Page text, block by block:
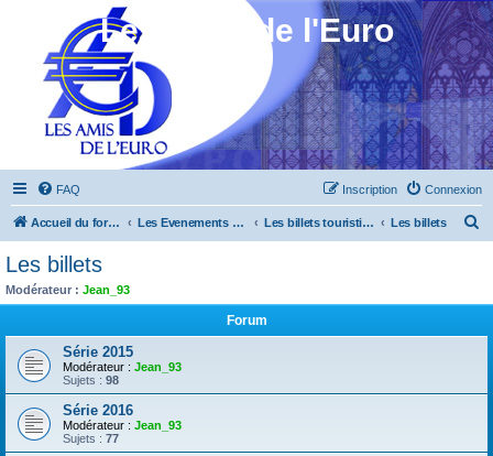
Les Amis de l'Euro
FAQ Connexion
Inscription
Accueil du forum Les Evenements ! [Ouvert au public] Les billets touristiques Les billets
Les billets
Modérateur : Jean_93
Forum
Série 2015
Modérateur : Jean_93
Sujets : 98
Série 2016
Modérateur : Jean_93
Sujets : 77